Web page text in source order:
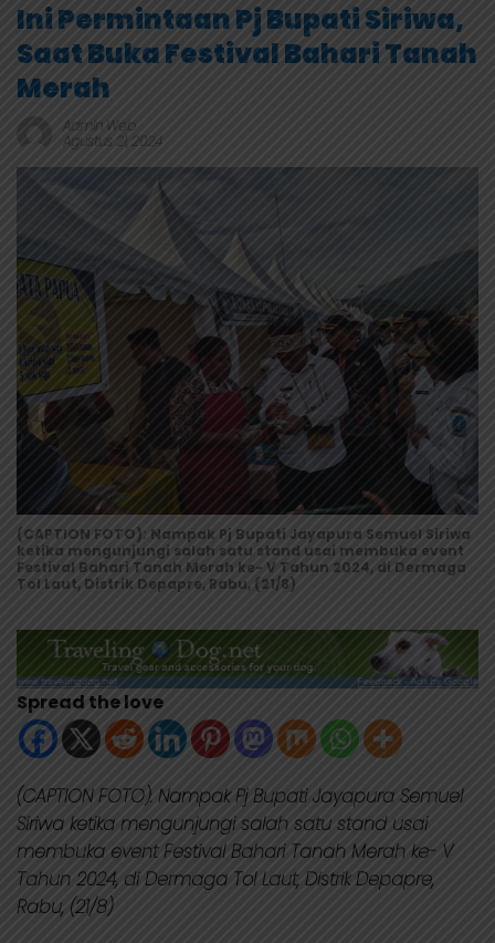
Ini Permintaan Pj Bupati Siriwa,
Saat Buka Festival Bahari Tanah
Merah
Admin Web
Agustus 21, 2024
(CAPTION FOTO): Nampak Pj Bupati Jayapura Semuel Siriwa
ketika mengunjungi salah satu stand usai membuka event
Festival Bahari Tanah Merah ke- V Tahun 2024, di Dermaga
Tol Laut, Distrik Depapre, Rabu, (21/8)
Spread the love
(CAPTION FOTO): Nampak Pj Bupati Jayapura Semuel
Siriwa ketika mengunjungi salah satu stand usai
membuka event Festival Bahari Tanah Merah ke- V
Tahun 2024, di Dermaga Tol Laut, Distrik Depapre,
Rabu, (21/8)